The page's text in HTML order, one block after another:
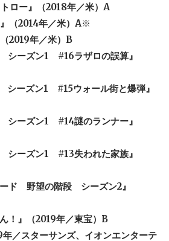
ロー』（2018年／米）A
（2014年／米）A※
2019年／米）B
ーズン1 #16ラザロの誤算』
ーズン1 #15ウォール街と爆弾』
ーズン1 #14謎のランナー』
ーズン1 #13失われた家族』
ド 野望の階段 シーズン2』
！』（2019年／東宝）B
／スターサンズ、イオンエンターテ